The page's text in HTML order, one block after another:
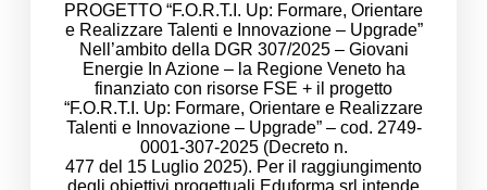
PROGETTO “F.O.R.T.I. Up: Formare, Orientare
e Realizzare Talenti e Innovazione – Upgrade”
Nell’ambito della DGR 307/2025 – Giovani
Energie In Azione – la Regione Veneto ha
finanziato con risorse FSE + il progetto
“F.O.R.T.I. Up: Formare, Orientare e Realizzare
Talenti e Innovazione – Upgrade” – cod. 2749-
0001-307-2025 (Decreto n.
477 del 15 Luglio 2025). Per il raggiungimento